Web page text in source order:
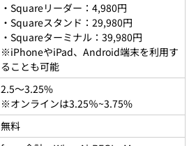
・Squareリーダー：4,980円
・Squareスタンド：29,980円
・Squareターミナル：39,980円
※iPhoneやiPad、Android端末を利用す
ることも可能
2.5～3.25%
※オンラインは3.25％~3.75%
無料